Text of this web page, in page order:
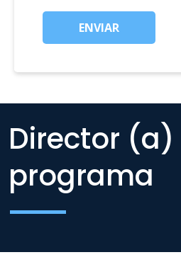
ENVIAR
Director (a)
programa